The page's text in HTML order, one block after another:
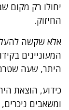
יחולו רק מקום
החיזוק.
אלא שקשה
המעוניינים
היתר, שעה
כידוע, הוצאת
ומשאבים